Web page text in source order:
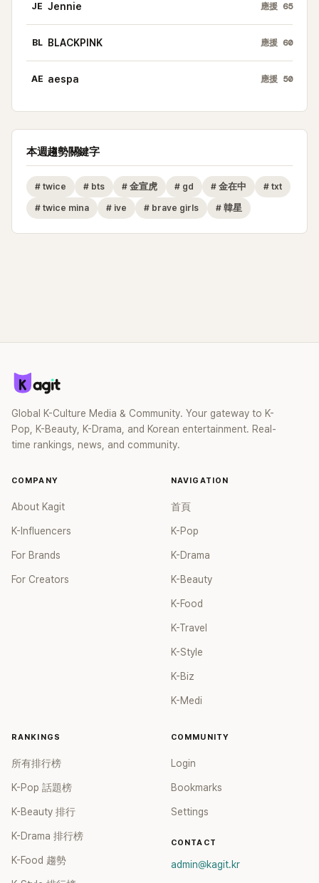
JE Jennie 應援 65
BL BLACKPINK 應援 60
AE aespa 應援 50
本週趨勢關鍵字
# twice # bts # 金宣虎 # gd # 金在中 # txt
# twice mina # ive # brave girls # 韓星
Global K-Culture Media & Community. Your gateway to K-
Pop, K-Beauty, K-Drama, and Korean entertainment. Real-
time rankings, news, and community.
COMPANY
About Kagit
K-Influencers
For Brands
For Creators
NAVIGATION
首頁
K-Pop
K-Drama
K-Beauty
K-Food
K-Travel
K-Style
K-Biz
K-Medi
RANKINGS
所有排行榜
K-Pop 話題榜
K-Beauty 排行
K-Drama 排行榜
K-Food 趨勢
COMMUNITY
Login
Bookmarks
Settings
CONTACT
admin@kagit.kr